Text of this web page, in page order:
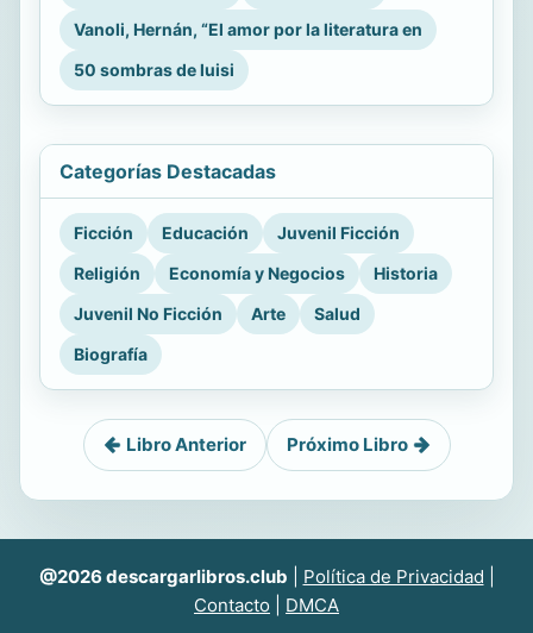
Vanoli, Hernán, “El amor por la literatura en
50 sombras de luisi
Categorías Destacadas
Ficción Educación
Juvenil Ficción
Religión
Economía y Negocios
Historia
Juvenil No Ficción
Arte
Salud
Biografía
Libro Anterior Próximo Libro
@2026 descargarlibros.club Política de Privacidad
Contacto
DMCA